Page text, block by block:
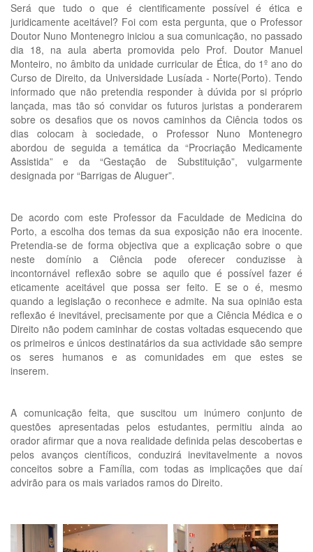
Será que tudo o que é cientificamente possível é ética e
juridicamente aceitável? Foi com esta pergunta, que o Professor
Doutor Nuno Montenegro iniciou a sua comunicação, no passado
dia 18, na aula aberta promovida pelo Prof. Doutor Manuel
Monteiro, no âmbito da unidade curricular de Ética, do 1º ano do
Curso de Direito, da Universidade Lusíada - Norte(Porto). Tendo
informado que não pretendia responder à dúvida por si próprio
lançada, mas tão só convidar os futuros juristas a ponderarem
sobre os desafios que os novos caminhos da Ciência todos os
dias colocam à sociedade, o Professor Nuno Montenegro
abordou de seguida a temática da “Procriação Medicamente
Assistida” e da “Gestação de Substituição”, vulgarmente
designada por “Barrigas de Aluguer”.
De acordo com este Professor da Faculdade de Medicina do
Porto, a escolha dos temas da sua exposição não era inocente.
Pretendia-se de forma objectiva que a explicação sobre o que
neste domínio a Ciência pode oferecer conduzisse à
incontornável reflexão sobre se aquilo que é possível fazer é
eticamente aceitável que possa ser feito. E se o é, mesmo
quando a legislação o reconhece e admite. Na sua opinião esta
reflexão é inevitável, precisamente por que a Ciência Médica e o
Direito não podem caminhar de costas voltadas esquecendo que
os primeiros e únicos destinatários da sua actividade são sempre
os seres humanos e as comunidades em que estes se
inserem.
A comunicação feita, que suscitou um inúmero conjunto de
questões apresentadas pelos estudantes, permitiu ainda ao
orador afirmar que a nova realidade definida pelas descobertas e
pelos avanços científicos, conduzirá inevitavelmente a novos
conceitos sobre a Família, com todas as implicações que daí
advirão para os mais variados ramos do Direito.